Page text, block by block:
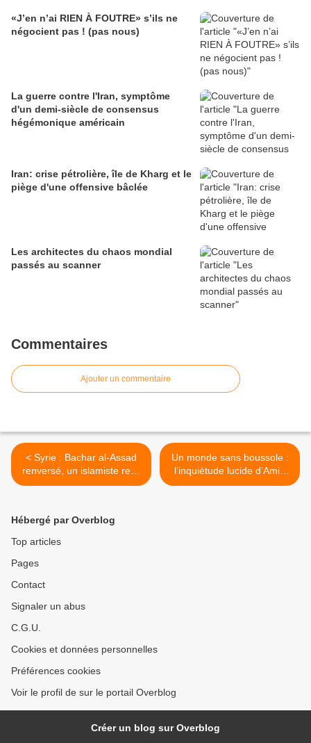
«J’en n’ai RIEN À FOUTRE» s’ils ne
négocient pas ! (pas nous)
La guerre contre l'Iran, symptôme
d'un demi-siècle de consensus
hégémonique américain
Iran: crise pétrolière, île de Kharg et le
piège d'une offensive bâclée
Les architectes du chaos mondial
passés au scanner
Commentaires
Ajouter un commentaire
< Syrie : Bachar al-Assad
renversé, un islamiste reçu
à l’Élysée
Un monde sans boussole :
l’inquiétude lucide d’Amin
Maalouf - Une époque
Hébergé par Overblog
Top articles
Pages
Contact
Signaler un abus
C.G.U.
Cookies et données personnelles
Préférences cookies
Voir le profil de sur le portail Overblog
Créer un blog sur Overblog